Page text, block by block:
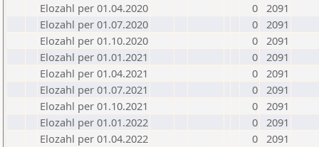
Elozahl per 01.04.2020
0 2091
Elozahl per 01.07.2020
0 2091
Elozahl per 01.10.2020
0 2091
Elozahl per 01.01.2021
0 2091
Elozahl per 01.04.2021
0 2091
Elozahl per 01.07.2021
0 2091
Elozahl per 01.10.2021
0 2091
Elozahl per 01.01.2022
0 2091
Elozahl per 01.04.2022
0 2091